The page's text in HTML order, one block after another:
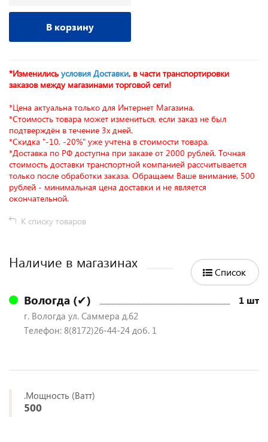
В корзину
*Изменились условия Доставки, в части транспортировки
заказов между магазинами торговой сети!
*Цена актуальна только для Интернет Магазина.
*Стоимость товара может измениться, если заказ не был
подтверждён в течение 3х дней.
*Скидка "-10, -20%" уже учтена в стоимости товара.
*Доставка по РФ доступна при заказе от 2000 рублей. Точная
стоимость доставки транспортной компанией рассчитывается
только после обработки заказа. Обращаем Ваше внимание, 500
рублей - минимальная цена доставки и не является
окончательной.
К списку товаров
Наличие в магазинах
Список
Вологда (✔) 1 шт
г. Вологда ул. Саммера д.62
Телефон: 8(8172)26-44-24 доб. 1
.Мощность (Ватт)
500